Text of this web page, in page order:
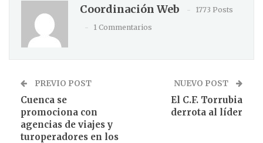
Coordinación Web
1773 Posts
1 Commentarios
PREVIO POST
Cuenca se
promociona con
agencias de viajes y
turoperadores en los
NUEVO POST
El C.F. Torrubia
derrota al líder